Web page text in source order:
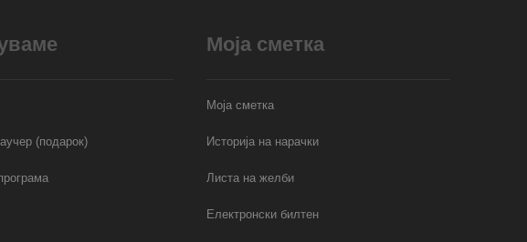
(подарок)
Моја сметка
Моја сметка
Историја на нарачки
Листа на желби
Електронски билтен